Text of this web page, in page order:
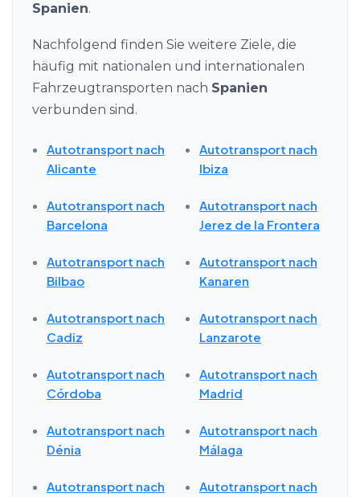
Spanien.
Nachfolgend finden Sie weitere Ziele, die
häufig mit nationalen und internationalen
Fahrzeugtransporten nach Spanien
verbunden sind.
Autotransport nach
Alicante
Autotransport nach
Barcelona
Autotransport nach
Bilbao
Autotransport nach
Cadiz
Autotransport nach
Córdoba
Autotransport nach
Dénia
Autotransport nach
Autotransport nach
Ibiza
Autotransport nach
Jerez de la Frontera
Autotransport nach
Kanaren
Autotransport nach
Lanzarote
Autotransport nach
Madrid
Autotransport nach
Málaga
Autotransport nach